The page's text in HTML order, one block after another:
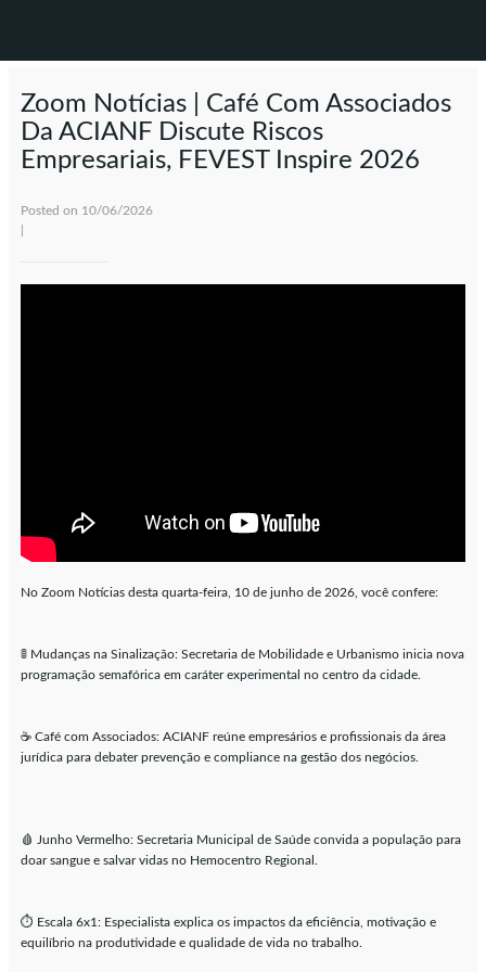
Zoom Notícias | Café Com Associados
Da ACIANF Discute Riscos
Empresariais, FEVEST Inspire 2026
Posted on 10/06/2026
No Zoom Notícias desta quarta-feira, 10 de junho de 2026, você confere:
🚦 Mudanças na Sinalização: Secretaria de Mobilidade e Urbanismo inicia nova
programação semafórica em caráter experimental no centro da cidade.
☕ Café com Associados: ACIANF reúne empresários e profissionais da área
jurídica para debater prevenção e compliance na gestão dos negócios.
🩸 Junho Vermelho: Secretaria Municipal de Saúde convida a população para
doar sangue e salvar vidas no Hemocentro Regional.
⏱️ Escala 6x1: Especialista explica os impactos da eficiência, motivação e
equilíbrio na produtividade e qualidade de vida no trabalho.